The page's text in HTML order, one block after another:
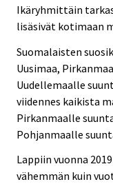
Ikäryhmittäin
lisäsivät kotimaan
Suomalaisten
Uusimaa,
Uudellemaalle
viidennes kaikista
Pirkanmaalle
Pohjanmaalle
Lappiin vuonna
vähemmän kuin